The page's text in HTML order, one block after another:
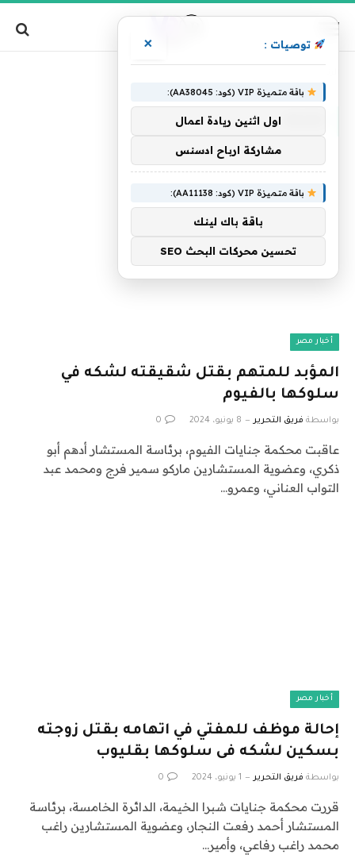
أخبار مصر
المؤبد للمتهم بقتل شقيقته لشكه في
سلوكها بالفيوم
بواسطة فريق التحرير 8 يونيو، 2024 0
عاقبت محكمة جنايات الفيوم، برئاسة المستشار أدهم أبو
ذكري، وعضوية المستشارين ماركو سمير فرج ومحمد عبد
التواب العناني، وعمرو…
أخبار مصر
إحالة موظف للمفتي في اتهامه بقتل زوجته
بسكين لشكه فى سلوكها بقليوب
بواسطة فريق التحرير 1 يونيو، 2024 0
قررت محكمة جنايات شبرا الخيمة، الدائرة الخامسة، برئاسة
المستشار أحمد رفعت النجار، وعضوية المستشارين راغب
محمد راغب رفاعي، وأمير…
توصيات : ×
باقة متميزة VIP (كود: AA38045):
اول اثنين ريادة اعمال
مشاركة ارباح ادسنس
باقة متميزة VIP (كود: AA11138):
باقة باك لينك
تحسين محركات البحث SEO